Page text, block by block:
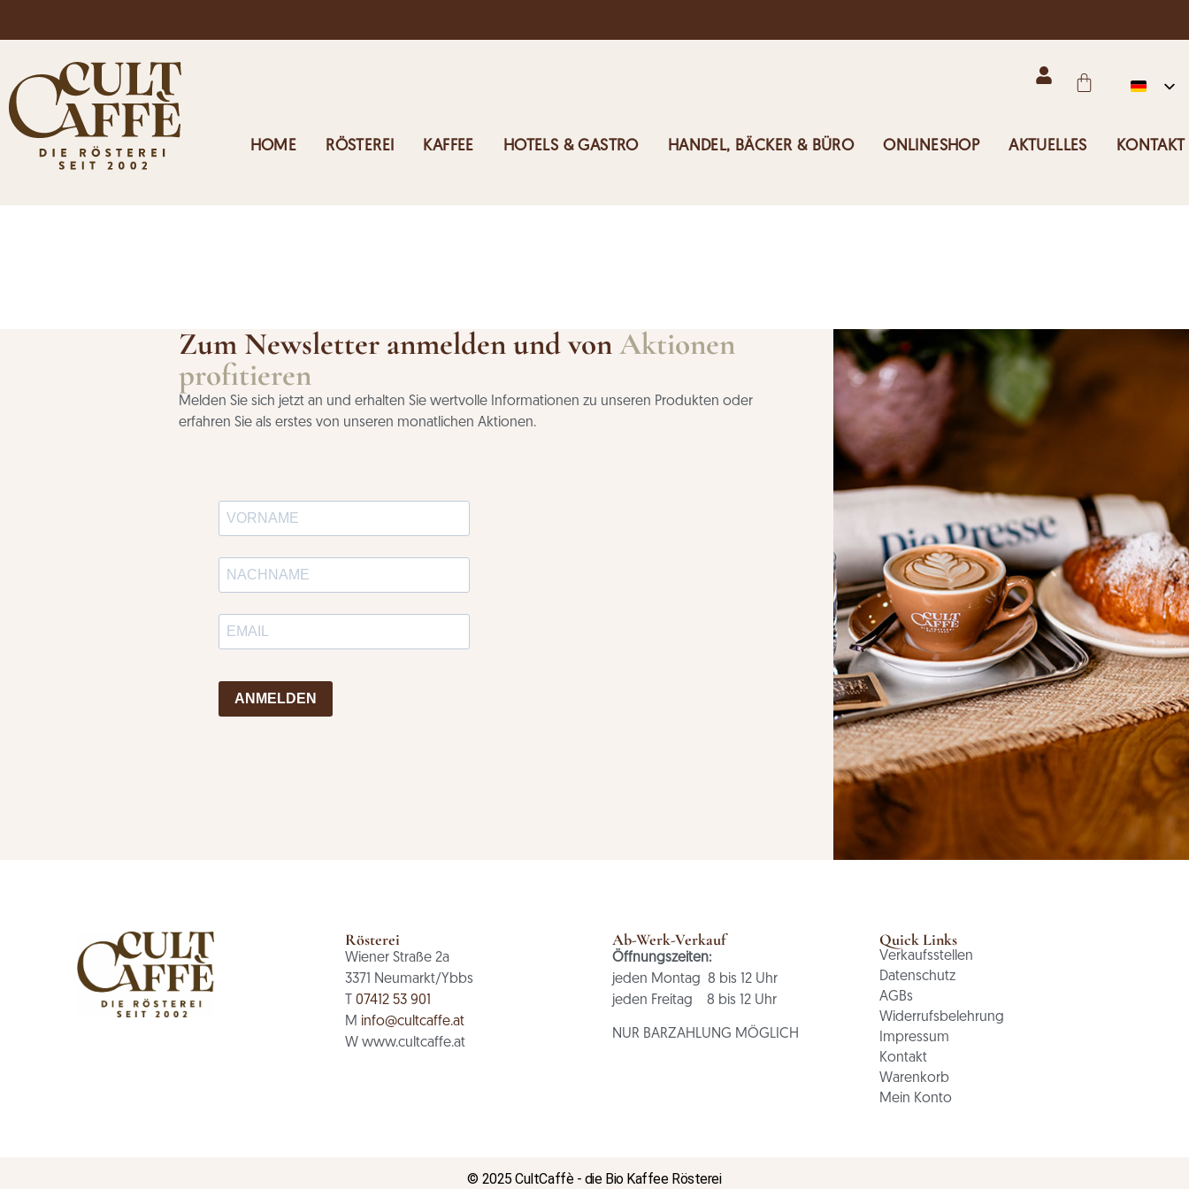
Kostenloser Versand in Österreich ab 125€
HOME RÖSTEREI KAFFEE HOTELS & GASTRO HANDEL, BÄCKER & BÜRO ONLINESHOP AKTUELLES KONTAKT
Zum Newsletter anmelden und vonAktionen
profitieren
Melden Sie sich jetzt an und erhalten Sie wertvolle Informationen zu unseren Produkten oder
erfahren Sie als erstes von unseren monatlichen Aktionen.
ANMELDEN
Rösterei
Wiener Straße 2a
3371 Neumarkt/Ybbs
07412 53 901
M info@cultcaffe.at
W www.cultcaffe.at
Ab-Werk-Verkauf
Öffnungszeiten:
jeden Montag 8 bis 12 Uhr
jeden Freitag 8 bis 12 Uhr
NUR BARZAHLUNG MÖGLICH
Quick Links
Verkaufsstellen
Datenschutz
AGBs
Widerrufsbelehrung
Impressum
Kontakt
Warenkorb
Mein Konto
© 2025 CultCaffè - die Bio Kaffee Rösterei